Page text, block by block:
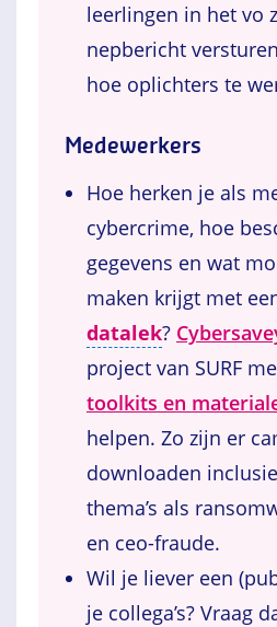
leerlingen in het vo
nepbericht
hoe oplichters te
Medewerkers
Hoe herken je als
cybercrime, hoe
gegevens en wat
maken krijgt met
datalek?
project van SURF
toolkits en
helpen. Zo zijn er
downloaden
thema’s als
en ceo-fraude.
Wil je liever een
je collega’s? Vraag